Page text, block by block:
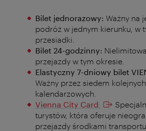
Bilet jednorazowy: Ważny na
podróż w jednym kierunku, w
przesiadki.
Bilet 24-godzinny:
przejazdy w tym okresie.
Elastyczny 7-dniowy bilet
Ważny przez siedem
kalendarzowych.
Vienna City Card:
turystów, która oferuje
przejazdy środkami transportu